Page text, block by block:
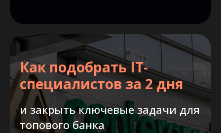
Как подобрать IT-
специалистов за 2 дня
и закрыть ключевые задачи для
топового банка